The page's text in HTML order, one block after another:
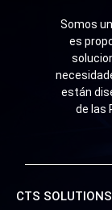
Somos
es
están
de las
CTS SOLUTIONS